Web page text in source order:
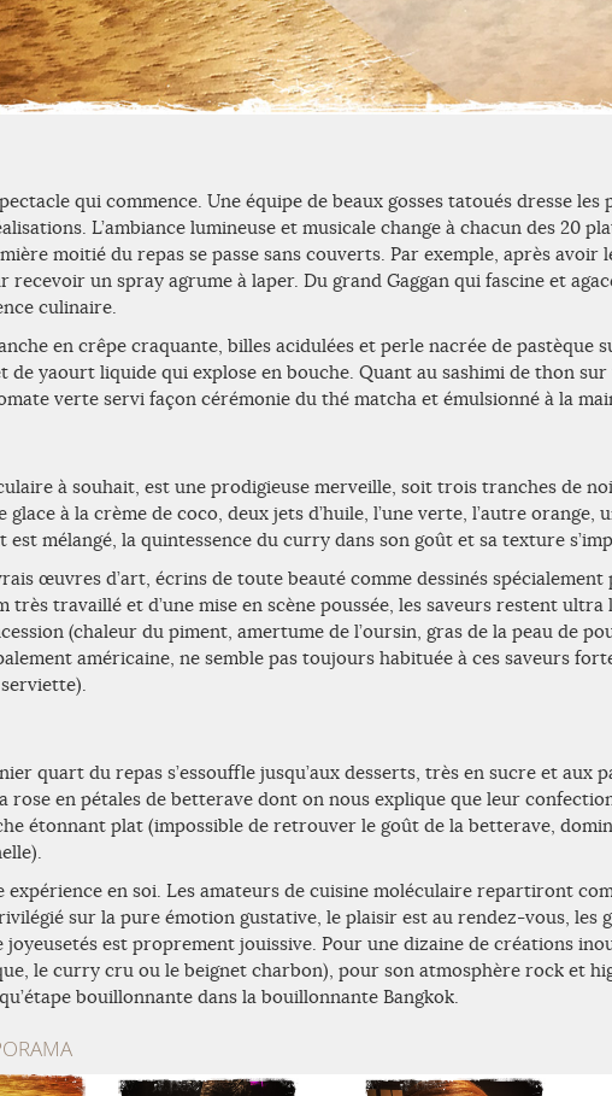
qui commence. Une équipe de beaux gosses tatoués dresse
L’ambiance lumineuse et musicale change à chacun des 20
moitié du repas se passe sans couverts. Par exemple, après avoir
recevoir un spray agrume à laper. Du grand Gaggan qui fascine et
culinaire.
en crêpe craquante, billes acidulées et perle nacrée de pastèque
de yaourt liquide qui explose en bouche. Quant au sashimi de thon
verte servi façon cérémonie du thé matcha et émulsionné à la
à souhait, est une prodigieuse merveille, soit trois tranches de
glace à la crème de coco, deux jets d’huile, l’une verte, l’autre orange,
mélangé, la quintessence du curry dans son goût et sa texture
œuvres d’art, écrins de toute beauté comme dessinés
très travaillé et d’une mise en scène poussée, les saveurs restent ultra
(chaleur du piment, amertume de l’oursin, gras de la peau de
américaine, ne semble pas toujours habituée à ces saveurs
quart du repas s’essouffle jusqu’aux desserts, très en sucre et aux
rose en pétales de betterave dont on nous explique que leur
étonnant plat (impossible de retrouver le goût de la betterave,
expérience en soi. Les amateurs de cuisine moléculaire repartiront
sur la pure émotion gustative, le plaisir est au rendez-vous, les
joyeusetés est proprement jouissive. Pour une dizaine de créations
le curry cru ou le beignet charbon), pour son atmosphère rock et
bouillonnante dans la bouillonnante Bangkok.